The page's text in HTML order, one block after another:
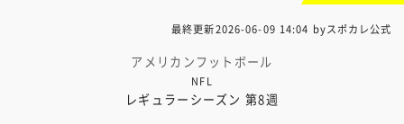
最終更新2026-06-09 14:04 byスポカレ公式
アメリカンフットボール
NFL
レギュラーシーズン 第8週